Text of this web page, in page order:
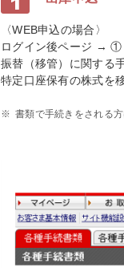
〈WEB申込の場合〉
ログイン後ページ → ①
振替（移管）に関する
特定口座保有の株式を
※ 書類で手続きをされる